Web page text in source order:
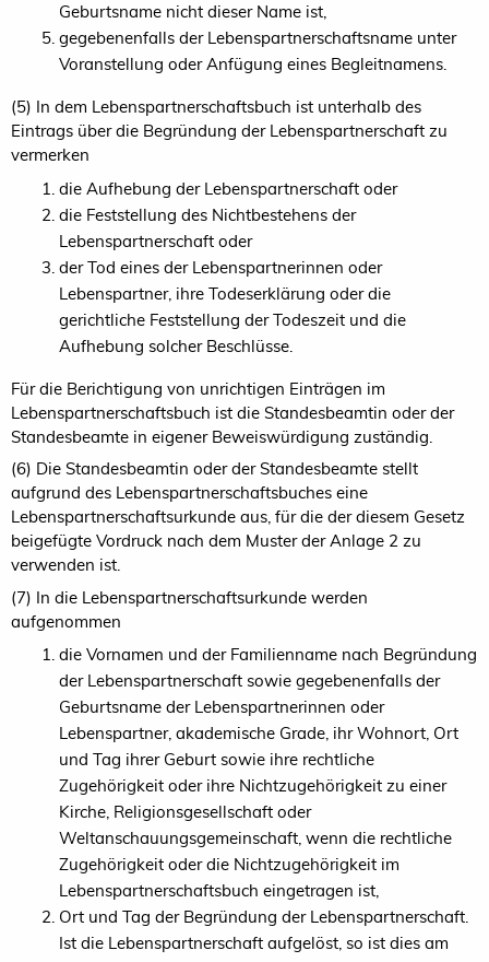
Geburtsname nicht dieser Name ist,
gegebenenfalls der Lebenspartnerschaftsname unter
Voranstellung oder Anfügung eines Begleitnamens.
(5) In dem Lebenspartnerschaftsbuch ist unterhalb des
Eintrags über die Begründung der Lebenspartnerschaft zu
vermerken
die Aufhebung der Lebenspartnerschaft oder
die Feststellung des Nichtbestehens der
Lebenspartnerschaft oder
der Tod eines der Lebenspartnerinnen oder
Lebenspartner, ihre Todeserklärung oder die
gerichtliche Feststellung der Todeszeit und die
Aufhebung solcher Beschlüsse.
Für die Berichtigung von unrichtigen Einträgen im
Lebenspartnerschaftsbuch ist die Standesbeamtin oder der
Standesbeamte in eigener Beweiswürdigung zuständig.
(6) Die Standesbeamtin oder der Standesbeamte stellt
aufgrund des Lebenspartnerschaftsbuches eine
Lebenspartnerschaftsurkunde aus, für die der diesem Gesetz
beigefügte Vordruck nach dem Muster der Anlage 2 zu
verwenden ist.
(7) In die Lebenspartnerschaftsurkunde werden
aufgenommen
die Vornamen und der Familienname nach Begründung
der Lebenspartnerschaft sowie gegebenenfalls der
Geburtsname der Lebenspartnerinnen oder
Lebenspartner, akademische Grade, ihr Wohnort, Ort
und Tag ihrer Geburt sowie ihre rechtliche
Zugehörigkeit oder ihre Nichtzugehörigkeit zu einer
Kirche, Religionsgesellschaft oder
Weltanschauungsgemeinschaft, wenn die rechtliche
Zugehörigkeit oder die Nichtzugehörigkeit im
Lebenspartnerschaftsbuch eingetragen ist,
Ort und Tag der Begründung der Lebenspartnerschaft.
Ist die Lebenspartnerschaft aufgelöst, so ist dies am